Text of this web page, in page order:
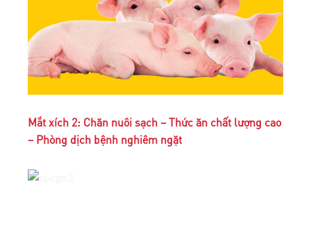
Mắt xích 2: Chăn nuôi sạch – Thức ăn chất lượng cao
– Phòng dịch bệnh nghiêm ngặt